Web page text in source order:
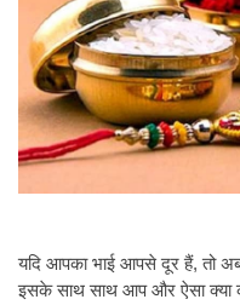
यदि आपका भाई आपसे दूर हैं, तो
इसके साथ साथ आप और ऐसा क्या